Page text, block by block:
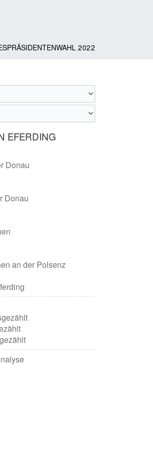
2022
EFERDING
Donau(vollständig
Donau
an der Polsenz
(vollständig